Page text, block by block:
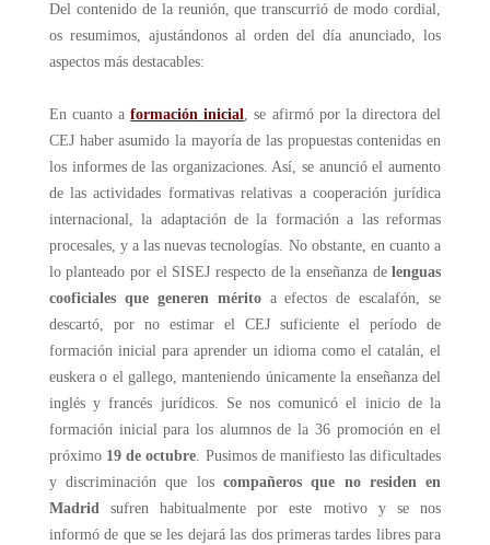
Del contenido de la reunión, que transcurrió de modo cordial,
os resumimos, ajustándonos al orden del día anunciado, los
aspectos más destacables:
En cuanto aformación inicial, se afirmó por la directora del
CEJ haber asumido la mayoría de las propuestas contenidas en
los informes de las organizaciones. Así, se anunció el aumento
de las actividades formativas relativas a cooperación jurídica
internacional, la adaptación de la formación a las reformas
procesales, y a las nuevas tecnologías. No obstante, en cuanto a
lo planteado por el SISEJ respecto de la enseñanza delenguas
cooficiales que generen méritoa efectos de escalafón, se
descartó, por no estimar el CEJ suficiente el período de
formación inicial para aprender un idioma como el catalán, el
euskera o el gallego, manteniendo únicamente la enseñanza del
inglés y francés jurídicos. Se nos comunicó el inicio de la
formación inicial para los alumnos de la 36 promoción en el
próximo 19 de octubre. Pusimos de manifiesto las dificultades
y discriminación que los compañeros que no residen en
Madridsufren habitualmente por este motivo y se nos
informó de que se les dejará las dos primeras tardes libres para